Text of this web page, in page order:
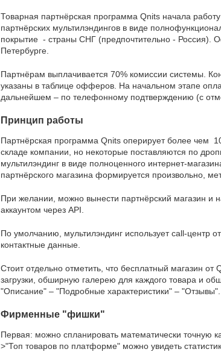
Товарная партнёрская программа Qnits начала
партнёрских мультилэндингов в виде
покрытие - страны СНГ (предпочтительно - Россия).
Петербурге.
Партнёрам выплачивается 70% комиссии системы.
указаны в таблице офферов. На начальном этапе
дальнейшем – по телефонному подтверждению (с
Принцип работы
Партнёрская программа Qnits оперирует более чем
складе компании, но некоторые поставляются по
мультилэндинг в виде полноценного интернет-
партнёрского магазина формируется произвольно,
При желании, можно вынести партнёрский магазин и
аккаунтом через API.
По умолчанию, мультилэндинг использует call-центр
контактные данные.
Стоит отдельно отметить, что бесплатный магазин
загрузки, обширную галерею для каждого товара и
"Описание" – "Подробные характеристики" – "Отзывы".
Фирменные "фишки"
Первая: можно спланировать математически точную
>"Топ товаров по платформе" можно увидеть